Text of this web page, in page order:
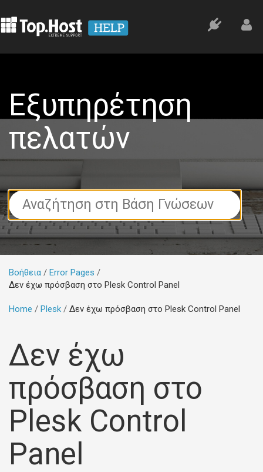
Εξυπηρέτηση
πελατών
Search
For
Βοήθεια
Error Pages
Δεν έχω πρόσβαση στο Plesk Control Panel
Home Plesk Δεν έχω πρόσβαση στο Plesk Control Panel
Δεν έχω
πρόσβαση στο
Plesk Control
Panel